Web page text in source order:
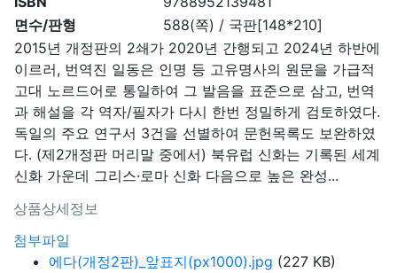
상품상세정보
면수/판형
588(쪽) / 국판[148*210]
2015년 개정판의 2쇄가 2020년 간행되고 2024년 하반에
이르러, 번역진 일동은 인명 등 고유명사의 원문을 가급적
고대 노르드어로 통일하여 그 발음을 표준으로 삼고, 번역
과 해설을 각 역자/필자가 다시 한번 정밀하게 검토하였다.
독일의 주요 연구서 3건을 선별하여 문헌목록도 보완하였
다. (제2개정판 머리말 중에서) 북유럽 신화는 기록된 세계
신화 가운데 그리스·로마 신화 다음으로 높은 완성...
첨부파일
에다(개정2판)_앞표지(px1000).jpg (227 KB)